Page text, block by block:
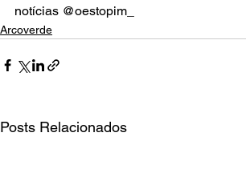
notícias @oestopim_
Arcoverde
Posts Relacionados